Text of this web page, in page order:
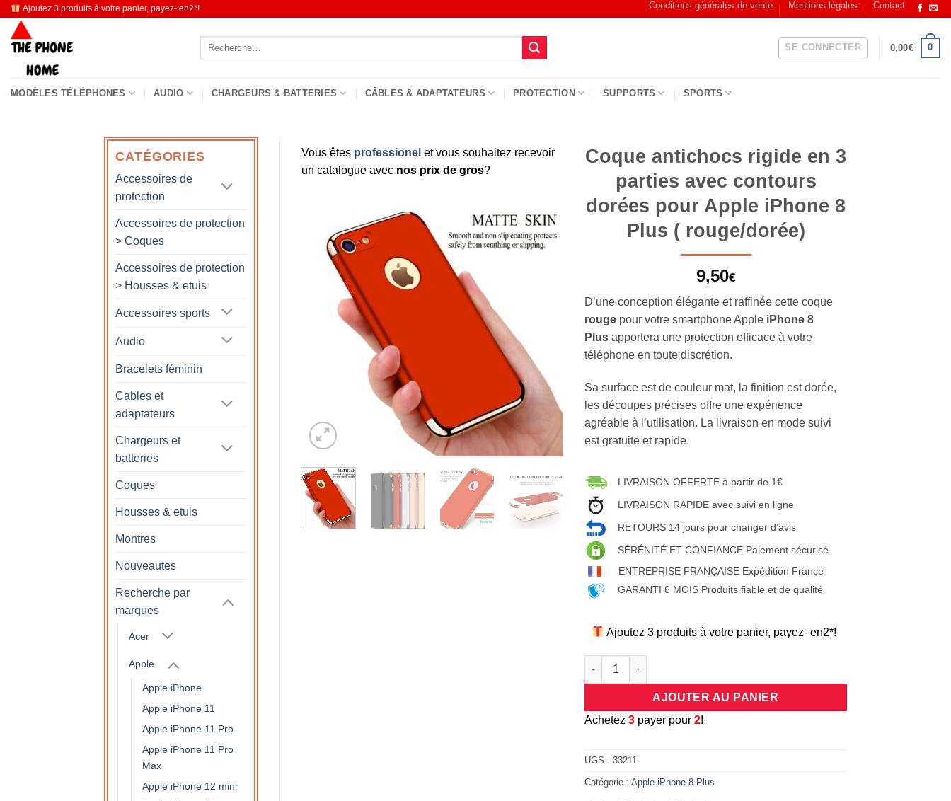
Passer
contenu
Ajoutez 3 produits à votre panier, payez- en2*! Conditions générales de vente Mentions légales Contact
Recherche
SE CONNECTER 0,00€ 0
MODÈLES TÉLÉPHONES AUDIO CHARGEURS & BATTERIES CÂBLES & ADAPTATEURS PROTECTION SUPPORTS SPORTS
CATÉGORIES
Accessoires de
protection
Accessoires de protection
> Coques
Accessoires de protection
> Housses & etuis
Accessoires sports
Audio
Bracelets féminin
Cables et
adaptateurs
Chargeurs et
batteries
Coques
Housses & etuis
Montres
Nouveautes
Recherche par
marques
Acer
Apple
Apple iPhone
Apple iPhone 11
Apple iPhone 11 Pro
Apple iPhone 11 Pro
Max
Apple iPhone 12 mini
Vous êtes professionel et vous souhaitez recevoir
un catalogue avec nos prix de gros?
Coque antichocs rigide en 3
parties avec contours
dorées pour Apple iPhone 8
Plus ( rouge/dorée)
9,50€
D’une conception élégante et raffinée cette coque
rouge pour votre smartphone Apple iPhone 8
Plus apportera une protection efficace à votre
téléphone en toute discrétion.
Sa surface est de couleur mat, la finition est dorée,
les découpes précises offre une expérience
agréable à l’utilisation. La livraison en mode suivi
est gratuite et rapide.
LIVRAISON OFFERTE à partir de 1€
LIVRAISON RAPIDE avec suivi en ligne
RETOURS 14 jours pour changer d’avis
SÉRÉNITÉ ET CONFIANCE Paiement sécurisé
ENTREPRISE FRANÇAISE Expédition France
GARANTI 6 MOIS Produits fiable et de qualité
Ajoutez 3 produits à votre panier, payez- en2*!
quantité de Coque antichocs rigide en 3 parties avec contours dorées
AJOUTER AU PANIER
Achetez3 payer pour2!
UGS :33211
Catégorie :Apple iPhone 8 Plus